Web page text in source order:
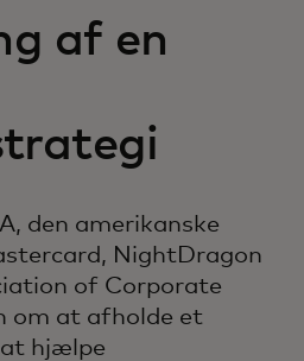
af en
den amerikanske
NightDragon
of Corporate
om at afholde et
hjælpe